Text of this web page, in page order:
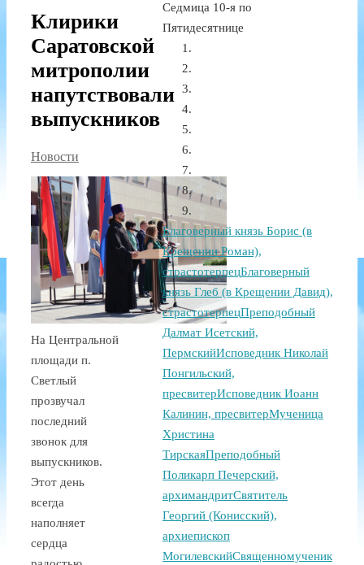
Клирики
Саратовской
митрополии
напутствовали
выпускников
Новости
На Центральной
площади п.
Светлый
прозвучал
последний
звонок для
выпускников.
Этот день
всегда
наполняет
сердца
Седмица 10-я по
Пятидесятнице
Благоверный князь Борис (в
Крещении Роман),
страстотерпецБлаговерный
князь Глеб (в Крещении Давид),
страстотерпецПреподобный
Далмат Исетский,
ПермскийИсповедник Николай
Понгильский,
пресвитерИсповедник Иоанн
Калинин, пресвитерМученица
Христина
ТирскаяПреподобный
Поликарп Печерский,
архимандритСвятитель
Георгий (Конисский),
архиепископ
МогилевскийСвященномученик